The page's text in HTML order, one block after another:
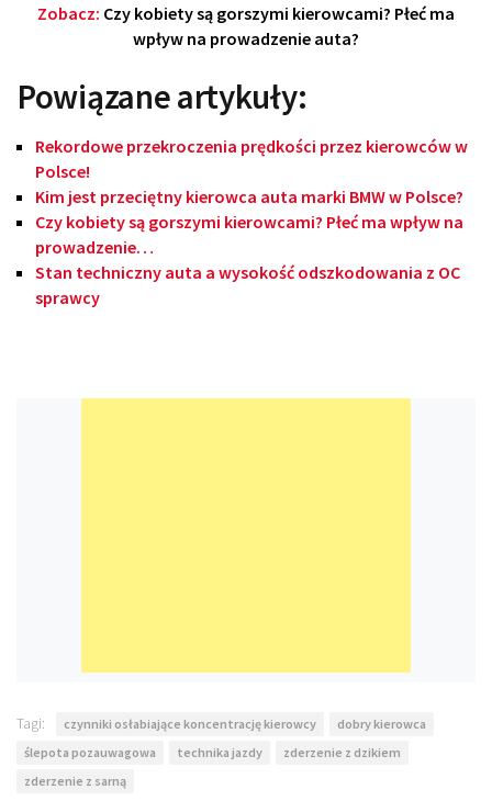
Zobacz: Czy kobiety są gorszymi kierowcami? Płeć ma
wpływ na prowadzenie auta?
Powiązane artykuły:
Rekordowe przekroczenia prędkości przez kierowców w
Polsce!
Kim jest przeciętny kierowca auta marki BMW w Polsce?
Czy kobiety są gorszymi kierowcami? Płeć ma wpływ na
prowadzenie…
Stan techniczny auta a wysokość odszkodowania z OC
sprawcy
Tagi: czynniki osłabiające koncentrację kierowcy
dobry kierowca
ślepota pozauwagowa
technika jazdy
zderzenie z dzikiem
zderzenie z sarną